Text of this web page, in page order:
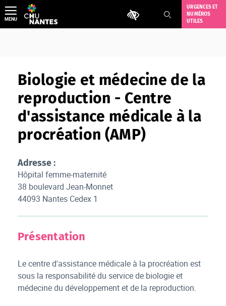
Aller
au
contenu
Outils d'accessibilité
URGENCES ET
NUMÉROS
UTILES
MENU
Biologie et médecine de la
reproduction - Centre
d'assistance médicale à la
procréation (AMP)
Adresse :
Hôpital femme-maternité
38 boulevard Jean-Monnet
44093 Nantes Cedex 1
Présentation
Le centre d'assistance médicale à la procréation est
sous la responsabilité du service de biologie et
médecine du développement et de la reproduction.